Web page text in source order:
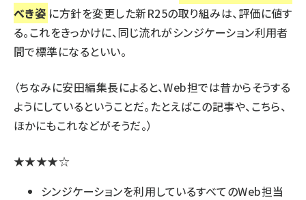
べき姿 に方針を変更した新R25の取り組みは、評価に値す
る。これをきっかけに、同じ流れがシンジケーション利用者
間で標準になるといい。
（ちなみに安田編集長によると、Web担では昔からそうする
ようにしているということだ。たとえばこの記事や、こちら、
ほかにもこれなどがそうだ。）
★★★★☆
シンジケーションを利用しているすべてのWeb担当